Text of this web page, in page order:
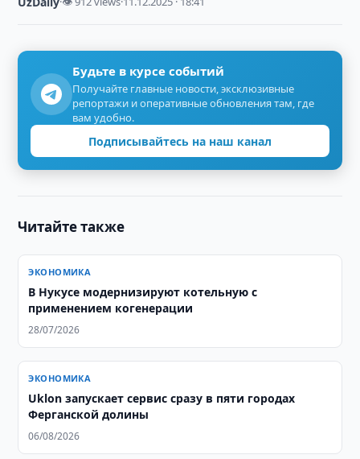
Будьте в курсе событий
Получайте главные новости, эксклюзивные
репортажи и оперативные обновления там, где
вам удобно.
Подписывайтесь на наш канал
Читайте также
ЭКОНОМИКА
В Нукусе модернизируют котельную с
применением когенерации
28/07/2026
ЭКОНОМИКА
Uklon запускает сервис сразу в пяти городах
Ферганской долины
06/08/2026